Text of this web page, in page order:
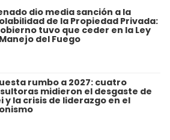
dio media sanción a la
de la Propiedad Privada:
tuvo que ceder en la Ley
del Fuego
rumbo a 2027: cuatro
midieron el desgaste de
y la crisis de liderazgo en el